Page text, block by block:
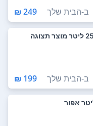
ב-הבית שלך 249 ₪
צ'ימידן תיק נגד מים 25 ליטר מוצר תצוגה
ב-הבית שלך 199 ₪